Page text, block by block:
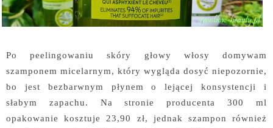
Po peelingowaniu skóry głowy włosy domywam
szamponem micelarnym, który wygląda dosyć niepozornie,
bo jest bezbarwnym płynem o lejącej konsystencji i
słabym zapachu. Na stronie producenta 300 ml
opakowanie kosztuje 23,90 zł, jednak szampon również